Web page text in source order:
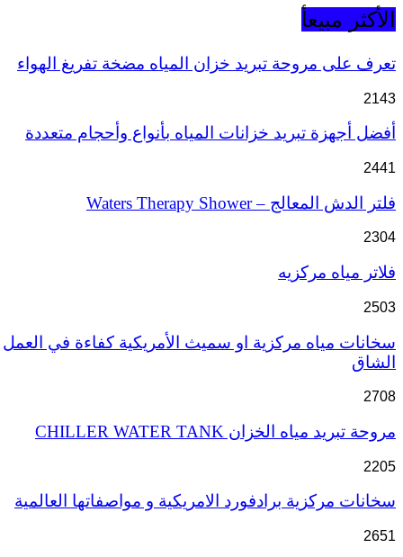
الأكثر مبيعأ
تعرف على مروحة تبريد خزان المياه مضخة تفريغ الهواء
2143
أفضل أجهزة تبريد خزانات المياه بأنواع وأحجام متعددة
2441
فلتر الدش المعالج – Waters Therapy Shower
2304
فلاتر مياه مركزيه
2503
سخانات مياه مركزية او سميث الأمريكية كفاءة في العمل
الشاق
2708
مروحة تبريد مياه الخزان CHILLER WATER TANK
2205
سخانات مركزية برادفورد الامريكية و مواصفاتها العالمية
2651